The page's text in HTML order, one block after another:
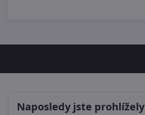
Naposledy jste prohlížely